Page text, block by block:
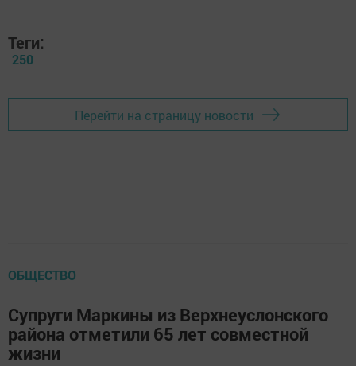
Теги:
250
Перейти на страницу новости
ОБЩЕСТВО
Супруги Маркины из Верхнеуслонского
района отметили 65 лет совместной
жизни